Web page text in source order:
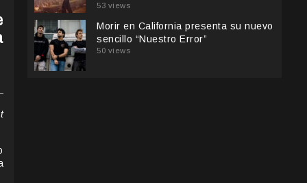
53 views
Morir en California presenta su nuevo
sencillo “Nuestro Error”
50 views